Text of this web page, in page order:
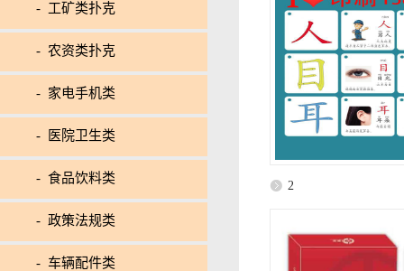
- 工矿类扑克
- 农资类扑克
- 家电手机类
- 医院卫生类
- 食品饮料类
- 政策法规类
- 车辆配件类
2